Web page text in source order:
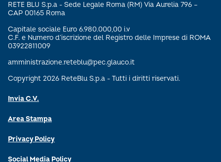
RETE BLU S.p.a - Sede Legale Roma (RM) Via Aurelia 796 –
CAP 00165 Roma
Capitale sociale Euro 6.980.000,00 i.v
C.F. e Numero d’iscrizione del Registro delle Imprese di ROMA
03922811009
amministrazione.reteblu@pec.glauco.it
Copyright 2026 ReteBlu S.p.a - Tutti i diritti riservati.
Invia C.V.
Area Stampa
Privacy Policy
Social Media Policy